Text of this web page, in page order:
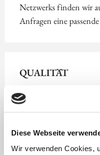
Diese Webseite
Wir verwenden Cookies,
Netzwerks finden wir
Anfragen eine
QUALITÄT
Alle vermittelten
jede Fachkraft sorgfältig
Ihrem